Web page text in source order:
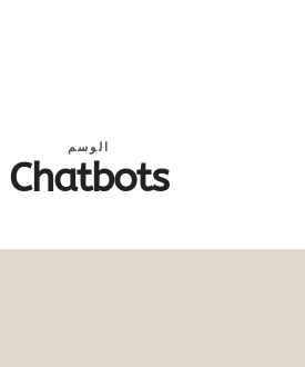
الوسم
Chatbots